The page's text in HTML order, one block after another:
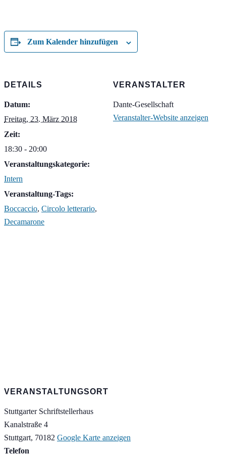
Zum Kalender hinzufügen
DETAILS
Datum:
Freitag, 23. März 2018
Zeit:
18:30 - 20:00
Veranstaltungskategorie:
Intern
Veranstaltung-Tags:
Boccaccio, Circolo letterario,
Decamarone
VERANSTALTER
Dante-Gesellschaft
Veranstalter-Website anzeigen
VERANSTALTUNGSORT
Stuttgarter Schriftstellerhaus
Kanalstraße 4
Stuttgart, 70182 Google Karte anzeigen
Telefon